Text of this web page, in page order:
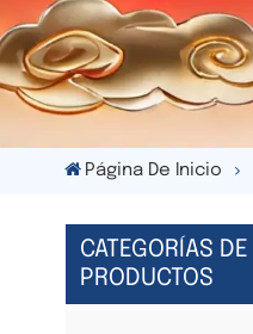
Página De Inicio
CATEGORÍAS DE
PRODUCTOS